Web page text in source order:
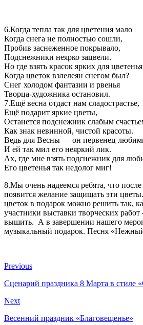
6.Когда тепла так для цветения мало
Когда снега не полностью сошли,
Пробив заснеженное покрывало,
Подснежники неярко зацвели.
Но где взять красок ярких для
Когда цветок взлелеян снегом был?
Снег холодом фантазии и рвенья
Творца-художника остановил.
7.Ещё весна отдаст нам сладострастье,
Ещё подарит яркие цветы,
Останется подснежник слабым
Как знак невинной, чистой красоты.
Ведь для Весны — он первенец
И ей так мил его неяркий лик.
Ах, где мне взять подснежник для
Его цветенья так недолог миг!
8.Мы очень надеемся ребята, что
появится желание защищать эти
цветок в подарок можно решить так,
участники выставки творческих работ
вышить. А в завершении нашего
музыкальный подарок. Песня
Previous
Сценарий праздника 8 Марта в стиле
Next
Весенний праздник «Благовещенье»